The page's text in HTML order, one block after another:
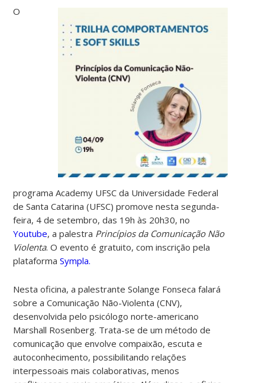
O
programa Academy UFSC da Universidade Federal
de Santa Catarina (UFSC) promove nesta segunda-
feira, 4 de setembro, das 19h às 20h30, no
Youtube, a palestra Princípios da Comunicação Não
Violenta. O evento é gratuito, com inscrição pela
plataformaSympla.
Nesta oficina, a palestrante Solange Fonseca falará
sobre a Comunicação Não-Violenta (CNV),
desenvolvida pelo psicólogo norte-americano
Marshall Rosenberg. Trata-se de um método de
comunicação que envolve compaixão, escuta e
autoconhecimento, possibilitando relações
interpessoais mais colaborativas, menos